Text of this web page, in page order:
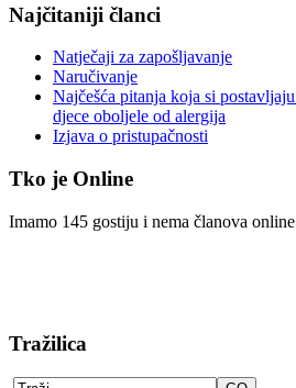
Najčitaniji članci
Natječaji za zapošljavanje
Naručivanje
Najčešća pitanja koja si
djece oboljele od alergija
Izjava o pristupačnosti
Tko je Online
Imamo 145 gostiju i nema članova online
Tražilica